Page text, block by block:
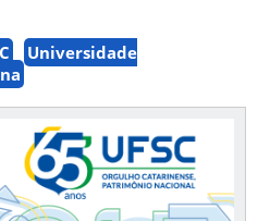
Universidade